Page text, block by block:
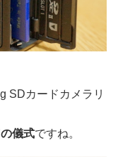
SDカードカメラリ
儀式ですね。